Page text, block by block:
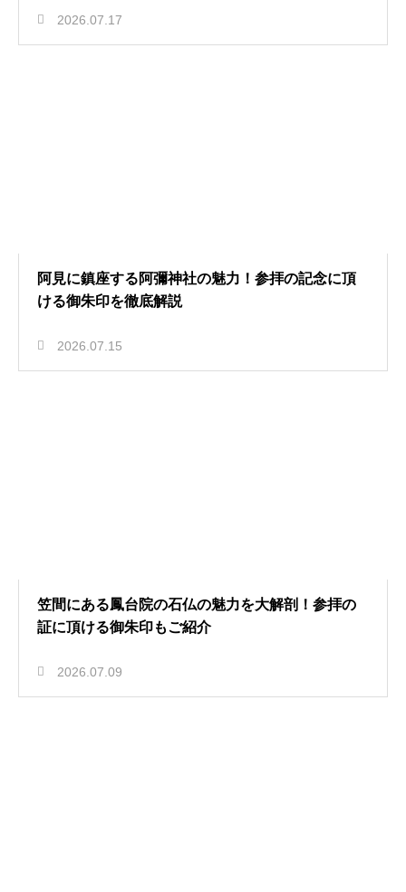
2026.07.17
阿見に鎮座する阿彌神社の魅力！参拝の記念に頂
ける御朱印を徹底解説
2026.07.15
笠間にある鳳台院の石仏の魅力を大解剖！参拝の
証に頂ける御朱印もご紹介
2026.07.09